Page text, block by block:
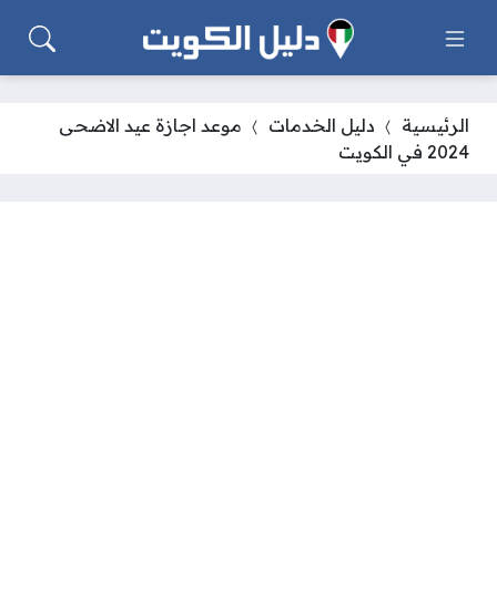
الرئيسية دليل الخدمات
موعد اجازة عيد الاضحى
2024 في الكويت